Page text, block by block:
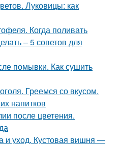
Луковицы: как
Когда поливать
– 5 советов для
помывки. Как сушить
Греемся со вкусом.
напитков
после цветения.
и уход. Кустовая вишня —